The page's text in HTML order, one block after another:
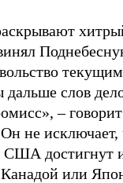
слов
–
не
США достигнут
или